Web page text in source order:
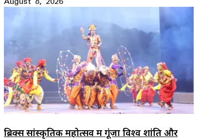
ब्रिक्स सांस्कृतिक महोत्सव में गूंजा विश्व शांति और